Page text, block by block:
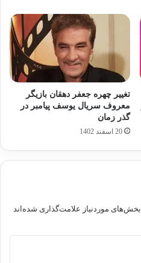
تغییر چهره جعفر دهقان بازیگر
معروف سریال یوسف پیامبر در
گذر زمان
20 اسفند 1402
بخش‌های موردنیاز علامت‌گذاری شده‌اند